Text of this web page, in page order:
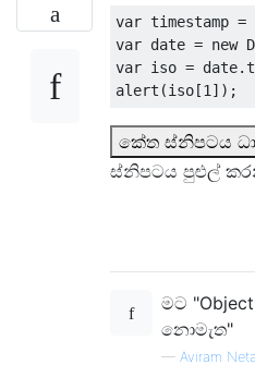
var timestamp =
var date = new
var iso = date.
alert (iso[1 ]);
කේත ස්නිපටය
ස්නිපටය පුළුල්
මට
නොමැත"
— Aviram